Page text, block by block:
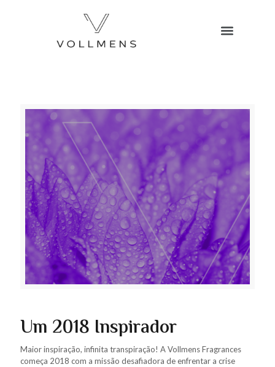
Um 2018 Inspirador
Maior inspiração, infinita transpiração! A Vollmens Fragrances
começa 2018 com a missão desafiadora de enfrentar a crise